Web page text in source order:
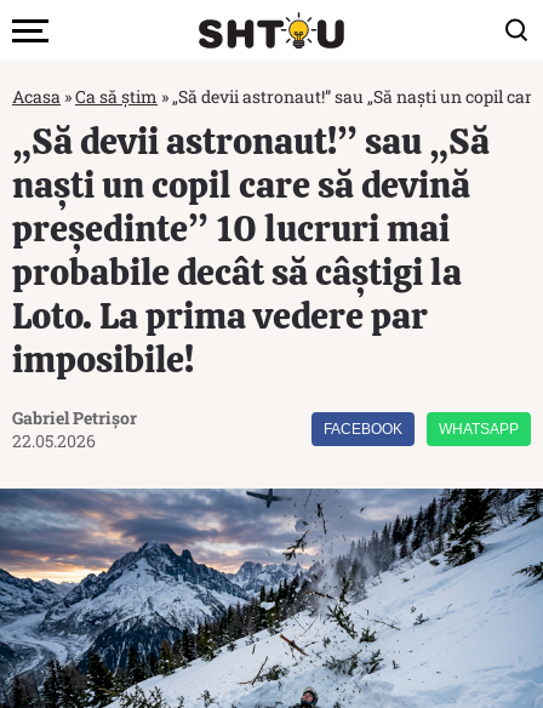
Acasa »Ca să știm »„Să devii astronaut!” sau „Să naști un copil
„Să devii astronaut!” sau „Să
naști un copil care să devină
președinte” 10 lucruri mai
probabile decât să câștigi la
Loto. La prima vedere par
imposibile!
Gabriel Petrișor
22.05.2026
FACEBOOK WHATSAPP